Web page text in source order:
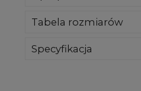
materiał oferuje świetne
dotyku! Możesz
Tabela rozmiarów
Specyfikacja